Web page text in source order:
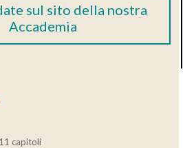
sul sito della nostra
Accademia
capitoli